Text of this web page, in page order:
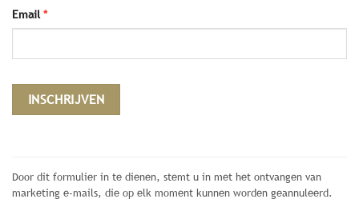
Email *
Use.
Door dit formulier in te dienen, stemt u in met het ontvangen van
marketing e-mails, die op elk moment kunnen worden geannuleerd.